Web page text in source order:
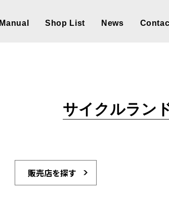
Manual Shop List News
サイクルラン
販売店を探す